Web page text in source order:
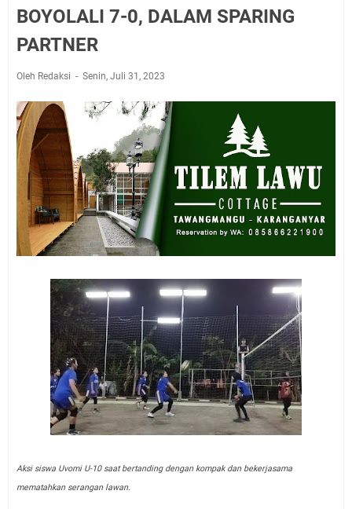
BOYOLALI 7-0, DALAM SPARING
PARTNER
Oleh Redaksi Senin, Juli 31, 2023
Aksi siswa Uvomi U-10 saat bertanding dengan kompak dan bekerjasama
mematahkan serangan lawan.